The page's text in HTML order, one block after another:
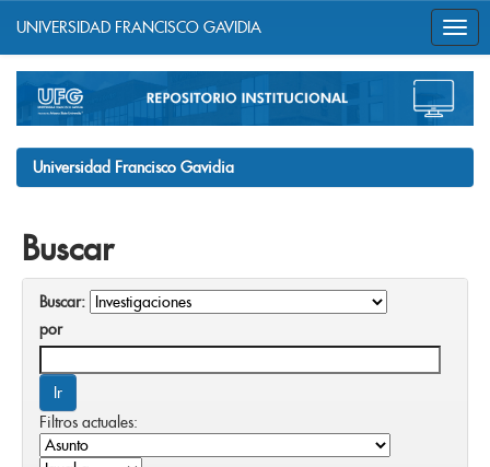
navigation
UNIVERSIDAD FRANCISCO GAVIDIA
Universidad Francisco Gavidia
Buscar
Buscar:
por
Filtros actuales: